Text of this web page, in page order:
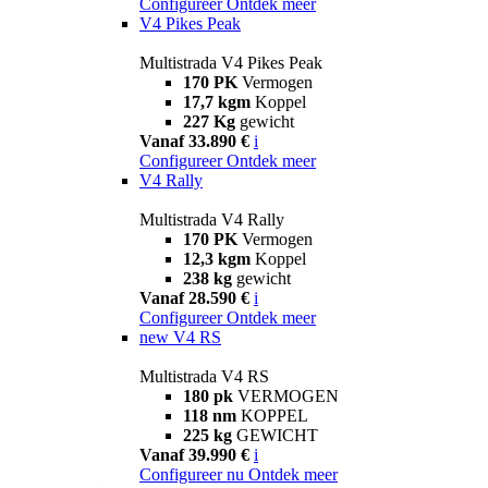
V4 Pikes Peak
Multistrada V4 Pikes Peak
170 PK Vermogen
17,7 kgm Koppel
227 Kg gewicht
Vanaf 33.890 € i
Configureer Ontdek meer
V4 Rally
Multistrada V4 Rally
170 PK Vermogen
12,3 kgm Koppel
238 kg gewicht
Vanaf 28.590 € i
Configureer Ontdek meer
new V4 RS
Multistrada V4 RS
180 pk VERMOGEN
118 nm KOPPEL
225 kg GEWICHT
Vanaf 39.990 € i
Configureer nu Ontdek meer